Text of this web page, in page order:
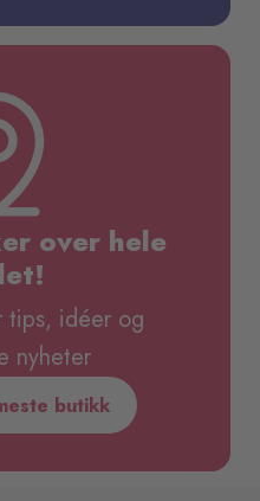
over hele
tips, idéer og
nyheter
butikk